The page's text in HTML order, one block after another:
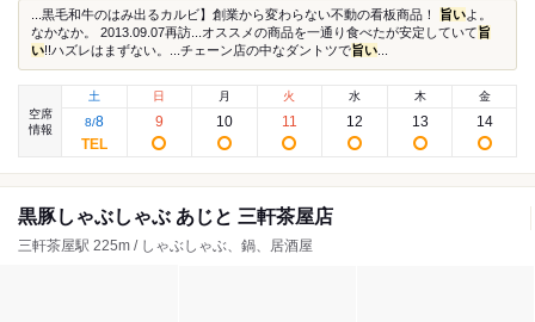
...黒毛和牛のはみ出るカルビ】創業から変わらない不動の看板商品！ 旨いよ。
なかなか。 2013.09.07再訪...オススメの商品を一通り食べたが安定していて旨
い!!ハズレはまずない。...チェーン店の中なダントツで旨い
空席
情報
土
8/8
日
9
月
10
火
11
水
12
木
13
金
14
黒豚しゃぶしゃぶ あじと 三軒茶屋店
三軒茶屋駅 225m / しゃぶしゃぶ、鍋、居酒屋